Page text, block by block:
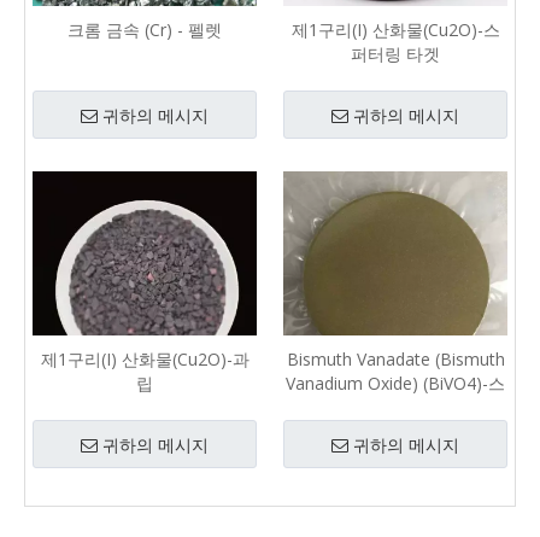
크롬 금속 (Cr) - 펠렛
귀하의 메시지
제1구리(I) 산화물(Cu2O)-스
퍼터링 타겟
귀하의 메시지
제1구리(I) 산화물(Cu2O)-과
립
귀하의 메시지
Bismuth Vanadate (Bismuth
Vanadium Oxide) (BiVO4)-스
귀하의 메시지